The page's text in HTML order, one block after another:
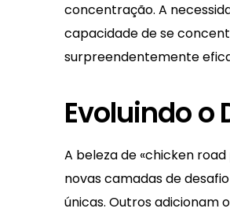
concentração. A
capacidade de se
surpreendentemente
Evoluindo o
A beleza de «chicken
novas camadas de
únicas. Outros adicionam